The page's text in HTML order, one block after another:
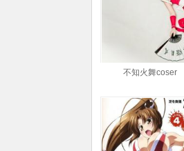
不知火舞coser